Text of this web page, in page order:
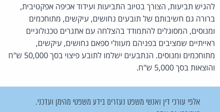
להגיש תביעות, הצורך בטיוב התביעות ועידוד אכיפה אפקטיבית,
ברורה גם חשיבותם של תובעים נחושים, עיקשים, מתוחכמים
ומנוסים, המסוגלים להתמודד בהצלחה עם אתגרים טכנולוגיים
ראייתיים שמציבים בפניהם מעוולי ספאם נחושים, עיקשים,
מתוחכמים ומנוסים. הנתבעים ישלמו לתובע פיצוי בסך 50,000 ש"ח
והוצאות בסך 5,000 ש"ח.
אלפי עורכי דין ואנשי משפט נעזרים בידע משפטי מהימן ועדכני.